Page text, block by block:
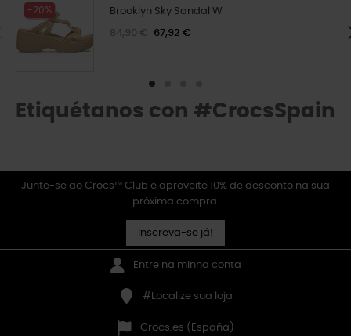
-20% Brooklyn Sky Sandal W
84,90 € 67,92 €
Etiquétanos con #CrocsSpain
Junte-se ao Crocs™ Club e aproveite 10% de desconto na sua
próxima compra.
Inscreva-se já!
Entre na minha conta
#Localize sua loja
Crocs.es (España)